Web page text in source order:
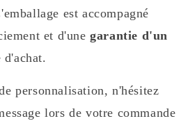
est accompagné
et d'unegarantie d'un
personnalisation, n'hésitez
lors de votre commande